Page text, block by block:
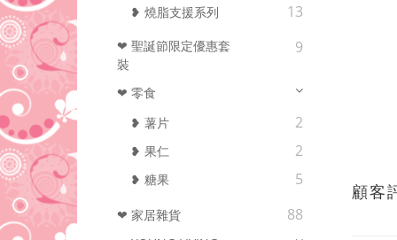
❥ 燒脂支援系列 13
❤ 聖誕節限定優惠套
裝
9
❤ 零食
❥ 薯片
2
❥ 果仁 2
❥ 糖果 5
❤ 家居雜貨 88
顧客